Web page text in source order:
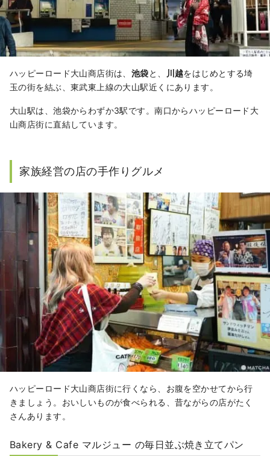
ハッピーロード大山商店街は、 池袋と、 川越をはじめとする埼
玉の街を結ぶ、東武東上線の大山駅近くにあります。
大山駅は、池袋からわずか3駅です。南口からハッピーロード大
山商店街に直結しています。
家族経営の店の手作りグルメ
ハッピーロード大山商店街に行くなら、お腹を空かせてから行
きましょう。おいしいものが食べられる、昔ながらの店がたく
さんあります。
Bakery & Cafe マルジュー の毎日並ぶ焼き立てパン